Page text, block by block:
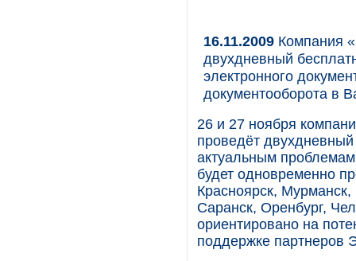
16.11.2009 Компания
двухдневный
электронного
документооборота в
26 и 27 ноября
проведёт
актуальным
будет одновременно
Красноярск,
Саранск, Оренбург,
ориентировано на
поддержке партнеров